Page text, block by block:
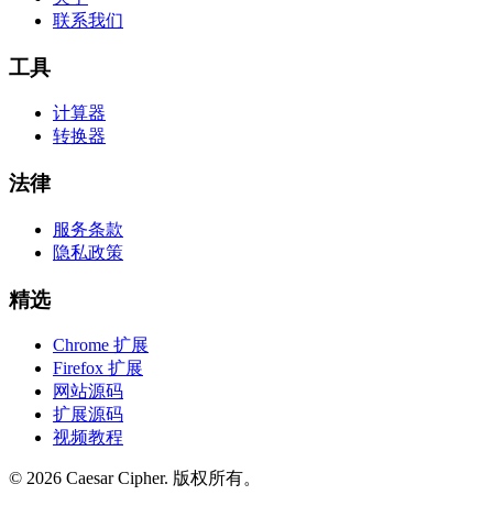
联系我们
工具
计算器
转换器
法律
服务条款
隐私政策
精选
Chrome 扩展
Firefox 扩展
网站源码
扩展源码
视频教程
© 2026 Caesar Cipher. 版权所有。